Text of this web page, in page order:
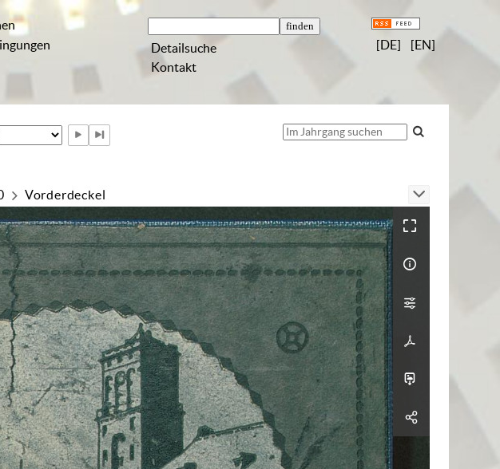
Detailsuche
Kontakt
[DE] [EN]
Vorderdeckel